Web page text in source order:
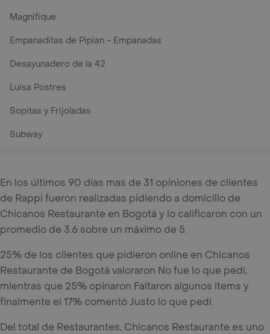
Magnifique
Empanaditas de Pipian - Empanadas
Desayunadero de la 42
Luisa Postres
Sopitas y Frijoladas
Subway
En los últimos 90 días mas de 31 opiniones de clientes
de Rappi fueron realizadas pidiendo a domicilio de
Chicanos Restaurante en Bogotá y lo calificaron con un
promedio de 3.6 sobre un máximo de 5.
25% de los clientes que pidieron online en Chicanos
Restaurante de Bogotá valoraron No fue lo que pedí,
mientras que 25% opinaron Faltaron algunos items y
finalmente el 17% comentó Justo lo que pedí.
Del total de Restaurantes, Chicanos Restaurante es uno